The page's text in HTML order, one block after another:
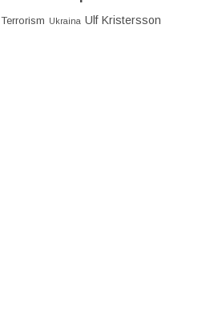
Terrorism Ukraina Ulf Kristersson